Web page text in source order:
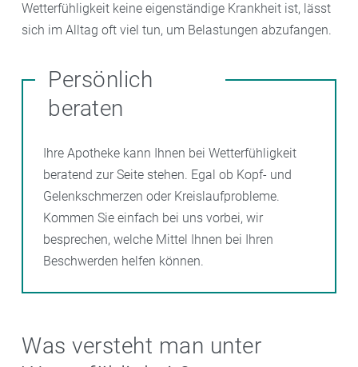
Wetterfühligkeit keine eigenständige Krankheit ist, lässt
sich im Alltag oft viel tun, um Belastungen abzufangen.
Persönlich
beraten
Ihre Apotheke kann Ihnen bei Wetterfühligkeit
beratend zur Seite stehen. Egal ob Kopf- und
Gelenkschmerzen oder Kreislaufprobleme.
Kommen Sie einfach bei uns vorbei, wir
besprechen, welche Mittel Ihnen bei Ihren
Beschwerden helfen können.
Was versteht man unter